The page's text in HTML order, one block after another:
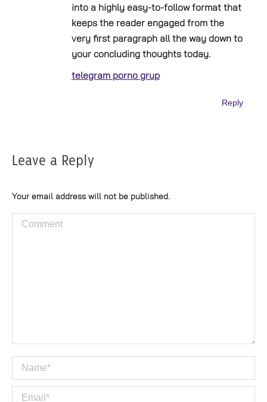
into a highly easy-to-follow format that
keeps the reader engaged from the
very first paragraph all the way down to
your concluding thoughts today.
telegram porno grup
Reply
Leave a Reply
Your email address will not be published.
Comment
Name *
Email *